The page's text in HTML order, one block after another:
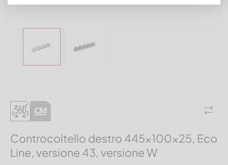
Controcoltello destro 445x100x25, Eco
Line, versione 43, versione W